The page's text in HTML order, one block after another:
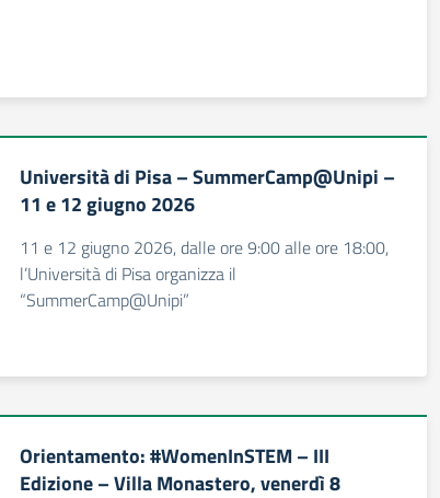
Università di Pisa – SummerCamp@Unipi –
11 e 12 giugno 2026
11 e 12 giugno 2026, dalle ore 9:00 alle ore 18:00,
l’Università di Pisa organizza il
“SummerCamp@Unipi”
Orientamento: #WomenInSTEM – III
Edizione – Villa Monastero, venerdì 8